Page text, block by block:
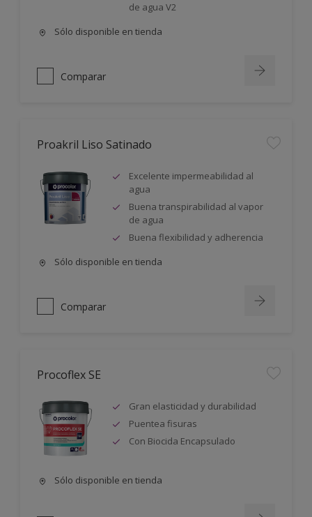
de agua V2
Sólo disponible en tienda
Comparar
Proakril Liso Satinado
Excelente impermeabilidad al
agua
Buena transpirabilidad al vapor
de agua
Buena flexibilidad y adherencia
Sólo disponible en tienda
Comparar
Procoflex SE
Gran elasticidad y durabilidad
Puentea fisuras
Con Biocida Encapsulado
Sólo disponible en tienda